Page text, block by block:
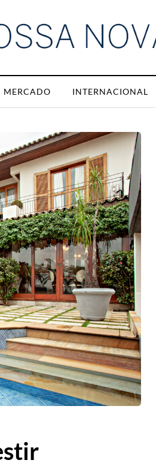
MERCADO INTERNACIONAL